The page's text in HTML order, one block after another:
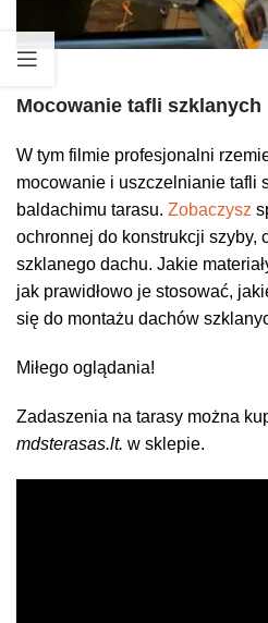
Mocowanie tafli szklanych
W tym filmie profesjonalni
mocowanie i uszczelnianie tafli
baldachimu tarasu. Zobaczysz
ochronnej do konstrukcji szyby,
szklanego dachu. Jakie
jak prawidłowo je stosować,
się do montażu dachów
Miłego oglądania!
Zadaszenia na tarasy można
mdsterasas.lt. w sklepie.